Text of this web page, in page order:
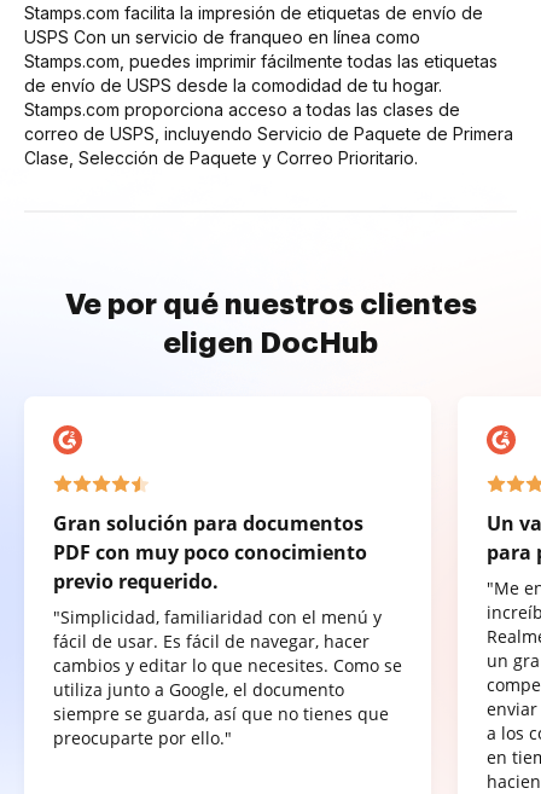
Stamps.com facilita la impresión de etiquetas de envío de
USPS Con un servicio de franqueo en línea como
Stamps.com, puedes imprimir fácilmente todas las etiquetas
de envío de USPS desde la comodidad de tu hogar.
Stamps.com proporciona acceso a todas las clases de
correo de USPS, incluyendo Servicio de Paquete de Primera
Clase, Selección de Paquete y Correo Prioritario.
Ve por qué nuestros clientes
eligen DocHub
Gran solución para documentos
PDF con muy poco conocimiento
previo requerido.
"Simplicidad, familiaridad con el menú y
fácil de usar. Es fácil de navegar, hacer
cambios y editar lo que necesites. Como se
utiliza junto a Google, el documento
siempre se guarda, así que no tienes que
preocuparte por ello."
Un
para
"Me
un
a los
en